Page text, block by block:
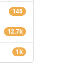
145
12.7k
1k